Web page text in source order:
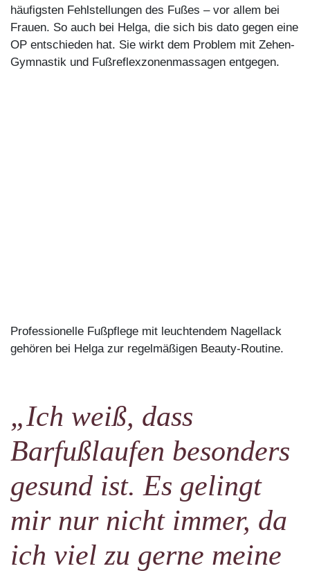
häufigsten Fehlstellungen des Fußes – vor allem bei
Frauen. So auch bei Helga, die sich bis dato gegen eine
OP entschieden hat. Sie wirkt dem Problem mit Zehen-
Gymnastik und Fußreflexzonenmassagen entgegen.
Professionelle Fußpflege mit leuchtendem Nagellack
gehören bei Helga zur regelmäßigen Beauty-Routine.
„Ich weiß, dass
Barfußlaufen besonders
gesund ist. Es gelingt
mir nur nicht immer, da
ich viel zu gerne meine